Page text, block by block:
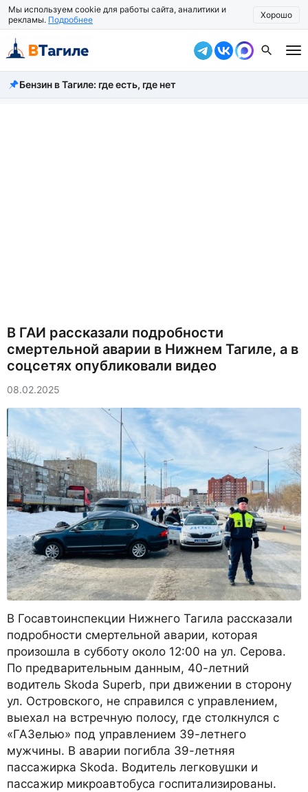
Мы используем cookie для работы сайта, аналитики и
рекламы. Подробнее Хорошо
Все новости
Бензин в Тагиле: где есть, где нет
В ГАИ рассказали подробности
смертельной аварии в Нижнем Тагиле, а в
соцсетях опубликовали видео
08.02.2025
В Госавтоинспекции Нижнего Тагила рассказали
подробности смертельной аварии, которая
произошла в субботу около 12:00 на ул. Серова.
По предварительным данным, 40-летний
водитель Skoda Superb, при движении в сторону
ул. Островского, не справился с управлением,
выехал на встречную полосу, где столкнулся с
«ГАЗелью» под управлением 39-летнего
мужчины. В аварии погибла 39-летняя
пассажирка Skoda. Водитель легковушки и
пассажир микроавтобуса госпитализированы.